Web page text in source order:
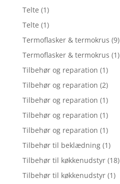
Telte (1)
Telte (1)
Termoflasker & termokrus (9)
Termoflasker & termokrus (1)
Tilbehør og reparation (1)
Tilbehør og reparation (2)
Tilbehør og reparation (1)
Tilbehør og reparation (1)
Tilbehør og reparation (1)
Tilbehør til beklædning (1)
Tilbehør til køkkenudstyr (18)
Tilbehør til køkkenudstyr (1)